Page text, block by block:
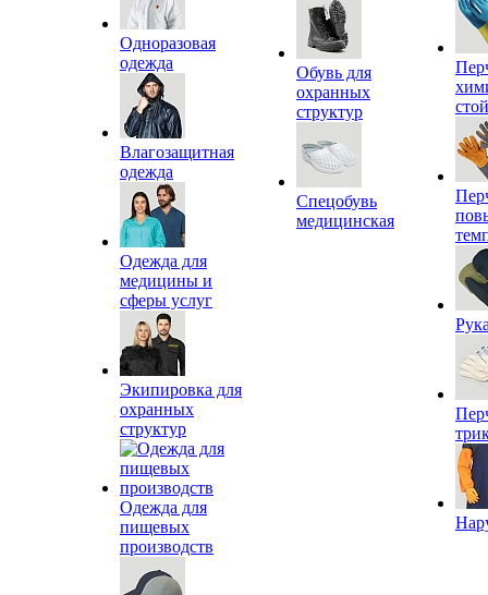
Одноразовая
одежда
Влагозащитная
одежда
Одежда для
медицины и
сферы услуг
Экипировка для
охранных
структур
Одежда для
пищевых
производств
Обувь для
охранных
структур
Спецобувь
медицинская